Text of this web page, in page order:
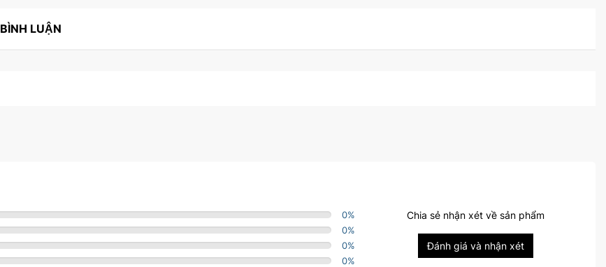
BÌNH LUẬN
0%
0%
0%
0%
Chia sẻ nhận xét về sản phẩm
Đánh giá và nhận xét